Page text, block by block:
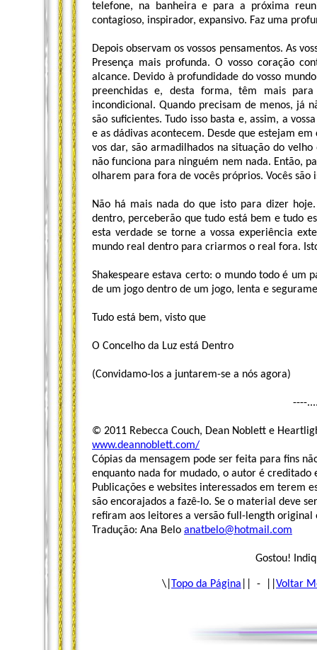
telefone, na banheira e para a próxima
contagioso, inspirador, expansivo. Faz uma
Depois observam os vossos pensamentos. As
Presença mais profunda. O vosso coração
alcance. Devido à profundidade do vosso
preenchidas e, desta forma, têm mais
incondicional. Quando precisam de menos, já
são suficientes. Tudo isso basta e, assim, a
e as dádivas acontecem. Desde que estejam
vos dar, são armadilhados na situação do
não funciona para ninguém nem nada. Então,
olharem para fora de vocês próprios. Vocês são
Não há mais nada do que isto para dizer
dentro, perceberão que tudo está bem e tudo
esta verdade se torne a vossa experiência
mundo real dentro para criarmos o real fora.
Shakespeare estava certo: o mundo todo é um
de um jogo dentro de um jogo, lenta e
Tudo está bem, visto que
O Concelho da Luz está Dentro
(Convidamo-los a juntarem-se a nós agora)
----
© 2011 Rebecca Couch, Dean Noblett e
www.deannoblett.com/
Cópias da mensagem pode ser feita para fins
enquanto nada for mudado, o autor é creditado
Publicações e websites interessados ​​em terem
são encorajados a fazê-lo. Se o material deve
refiram aos leitores a versão full-length
Tradução: Ana Belo anatbelo@hotmail.com
Gostou!
\| Topo da Página || - || Voltar